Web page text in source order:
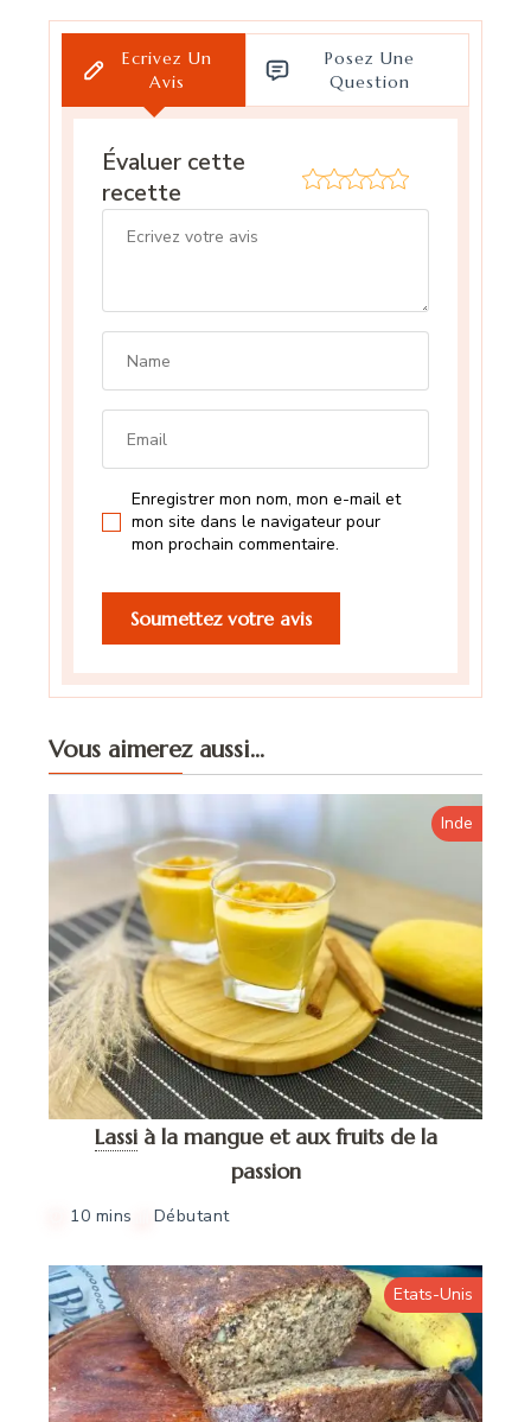
Ecrivez Un
Avis
Posez Une
Question
Évaluer cette
recette
Enregistrer mon nom, mon e-mail et
mon site dans le navigateur pour
mon prochain commentaire.
Vous aimerez aussi...
Inde
Lassi à la mangue et aux fruits de la
passion
10 mins Débutant
Etats-Unis